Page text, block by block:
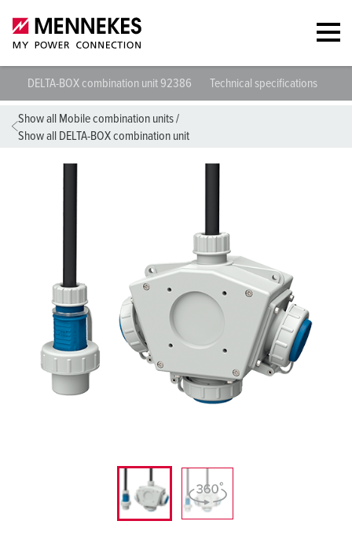
DELTA-BOX combination unit 92386 Technical specifications
Show all Mobile combination units/
Show all DELTA-BOX combination unit